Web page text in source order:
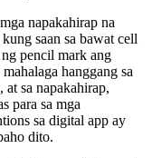
napakahirap na
saan sa bawat cell
pencil mark ang
hanggang sa
sa napakahirap,
para sa mga
sa digital app ay
dito.